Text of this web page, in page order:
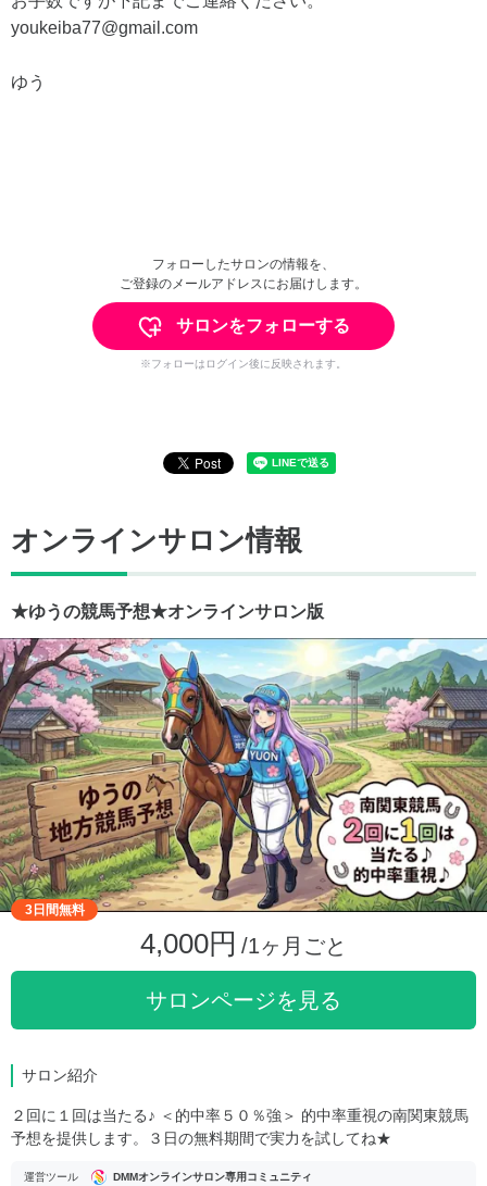
youkeiba77@gmail.com
ゆう
フォローしたサロンの情報を、
ご登録のメールアドレスにお届けします。
サロンをフォローする
※フォローはログイン後に反映されます。
オンラインサロン情報
★ゆうの競馬予想★オンラインサロン版
3日間無料
4,000円 /1ヶ月ごと
サロンページを見る
サロン紹介
２回に１回は当たる♪ ＜的中率５０％強＞ 的中率重視の南関東競馬
予想を提供します。３日の無料期間で実力を試してね★
運営ツール DMMオンラインサロン専用コミュニティ